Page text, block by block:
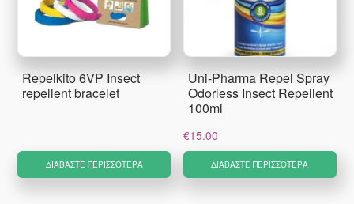
Repelkito 6VP Insect
repellent bracelet
ΔΙΑΒΆΣΤΕ ΠΕΡΙΣΣΌΤΕΡΑ
Uni-Pharma Repel Spray
Odorless Insect Repellent
100ml
€15.00
ΔΙΑΒΆΣΤΕ ΠΕΡΙΣΣΌΤΕΡΑ